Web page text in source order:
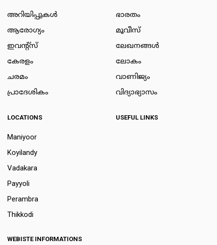
അറിയിപ്പുകള്‍
ആരോഗ്യം
ഇവന്റ്സ്
കേരളം
ചരമം
പ്രാദേശികം
ഭാരതം
മൂവീസ്
ലേഖനങ്ങള്‍
ലോകം
വാണിജ്യം
വിദ്യാഭ്യാസം
LOCATIONS
Maniyoor
Koyilandy
Vadakara
Payyoli
Perambra
Thikkodi
USEFUL LINKS
WEBISTE INFORMATIONS